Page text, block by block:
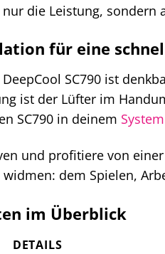
die Leistung, sondern
für eine
SC790 ist
ist der Lüfter im
SC790 in deinem System
und profitiere von
dem Spielen,
im Überblick
DETAILS